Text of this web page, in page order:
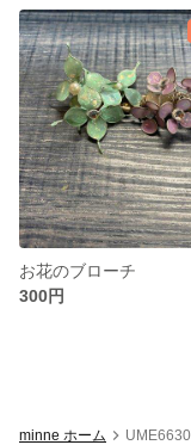
お花のブローチ
300円
minne ホーム